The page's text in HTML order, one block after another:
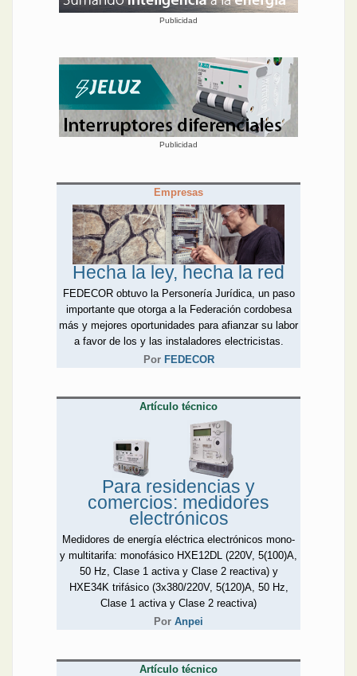
Publicidad
Publicidad
Empresas
Hecha la ley, hecha la red
FEDECOR obtuvo la Personería Jurídica, un paso
importante que otorga a la Federación cordobesa
más y mejores oportunidades para afianzar su labor
a favor de los y las instaladores electricistas.
Por FEDECOR
Artículo técnico
Para residencias y
comercios: medidores
electrónicos
Medidores de energía eléctrica electrónicos mono-
y multitarifa: monofásico HXE12DL (220V, 5(100)A,
50 Hz, Clase 1 activa y Clase 2 reactiva) y
HXE34K trifásico (3x380/220V, 5(120)A, 50 Hz,
Clase 1 activa y Clase 2 reactiva)
Por Anpei
Artículo técnico